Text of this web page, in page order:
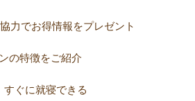
力でお得情報をプレゼント
の特徴をご紹介
すぐに就寝できる